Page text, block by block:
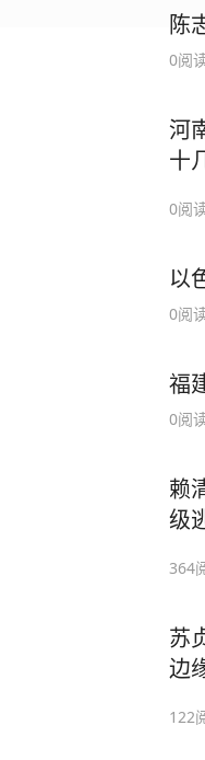
陈
0阅
河
十
0阅
以
0阅
福
0阅
赖
级
364
苏
边
122